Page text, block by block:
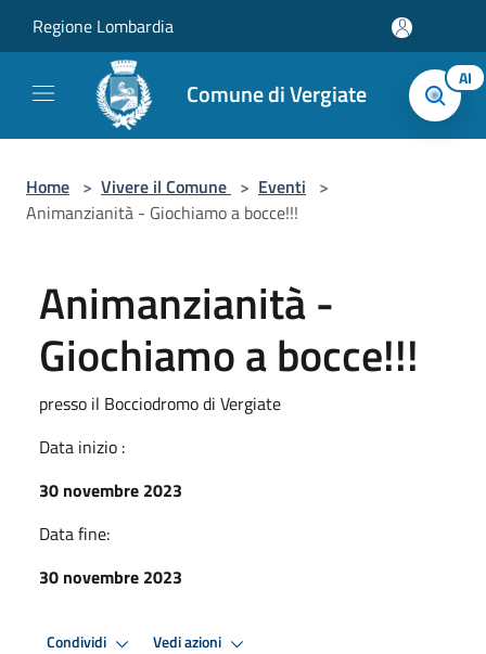
Regione Lombardia
Comune di Vergiate AI
Home > Vivere il Comune > Eventi >
Animanzianità - Giochiamo a bocce!!!
Animanzianità -
Giochiamo a bocce!!!
presso il Bocciodromo di Vergiate
Data inizio :
30 novembre 2023
Data fine:
30 novembre 2023
Condividi Vedi azioni